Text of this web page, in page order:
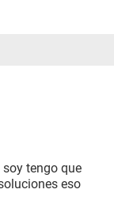
tengo que
eso